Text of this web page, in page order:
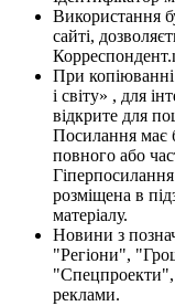
Використання
сайті,
При копіюванні
і світу» , для
відкрите для
Посилання має
повного або
розміщена в
матеріалу.
Новини з
"Регіони",
реклами.